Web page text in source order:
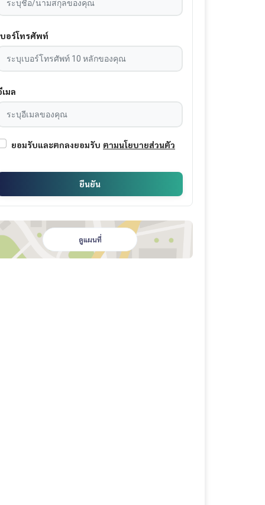
บอร์โทรศัพท์
มล
ยอมรับและตกลงยอมรับ ตามนโยบายส่วนตัว
ยืนยัน
ดูแผนที่